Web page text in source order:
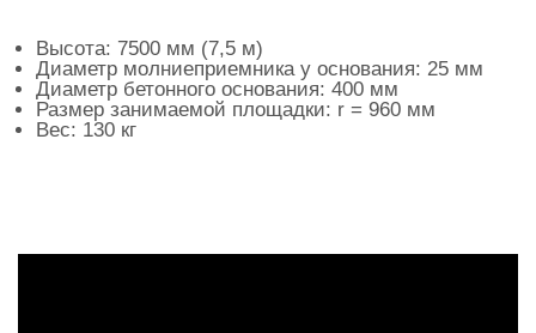
Высота: 7500 мм (7,5 м)
Диаметр молниеприемника у основания: 25 мм
Диаметр бетонного основания: 400 мм
Размер занимаемой площадки: r = 960 мм
Вес: 130 кг